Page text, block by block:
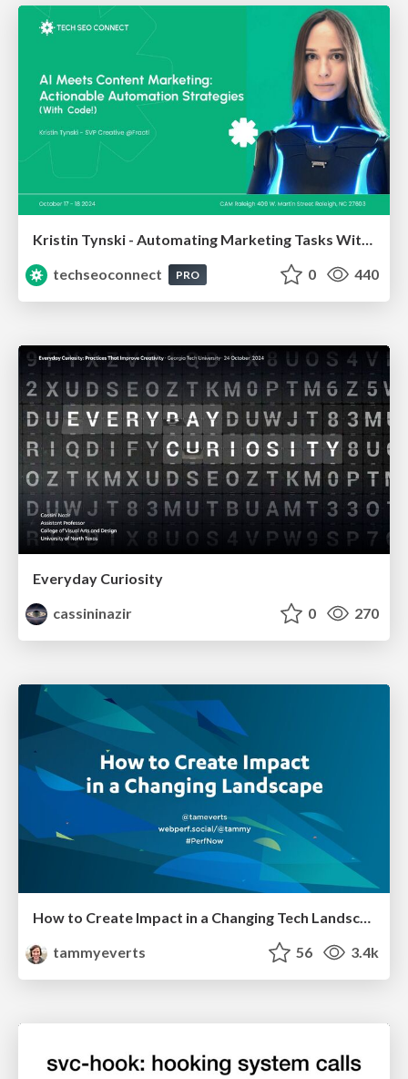
techseoconnect
PRO 0 440
Everyday Curiosity
cassininazir
0 270
How to Create Impact in a Changing Tech Landscape [PerfNow 2023]
tammyeverts
56 3.4k